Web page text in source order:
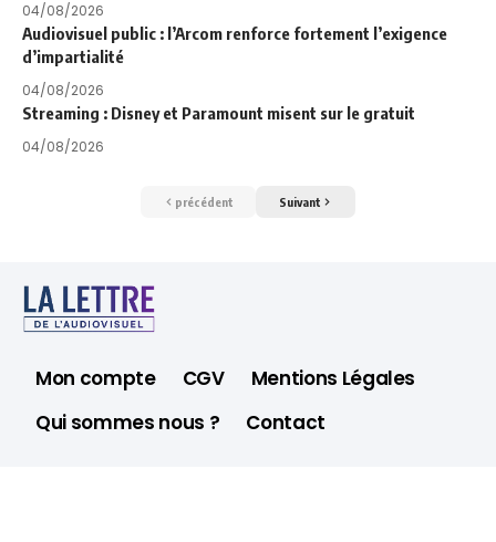
04/08/2026
Audiovisuel public : l’Arcom renforce fortement l’exigence
d’impartialité
04/08/2026
Streaming : Disney et Paramount misent sur le gratuit
04/08/2026
précédent Suivant
Mon compte CGV
Mentions Légales
Qui sommes nous ?
Contact